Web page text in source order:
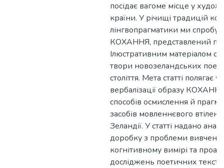
посідає вагоме місце у
країни. У річищі традицій
лінгвопрагматики ми
КОХАННЯ, представлений
Ілюстративним матеріалом
твори новозеландських
століття. Мета статті полягає
вербалізації образу
способів осмислення й
засобів мовленнєвого
Зеландії. У статті надано
доробку з проблеми
когнітивному вимірі та
досліджень поетичних